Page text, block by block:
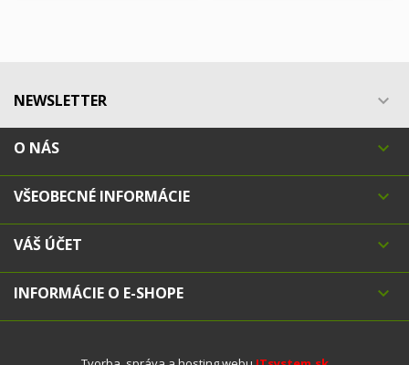
NEWSLETTER 
O NÁS 
VŠEOBECNÉ INFORMÁCIE 
VÁŠ ÚČET 
INFORMÁCIE O E-SHOPE 